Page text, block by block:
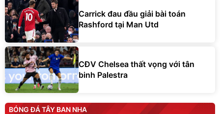
Carrick đau đầu giải bài toán
Rashford tại Man Utd
CĐV Chelsea thất vọng với tân
binh Palestra
BÓNG ĐÁ TÂY BAN NHA